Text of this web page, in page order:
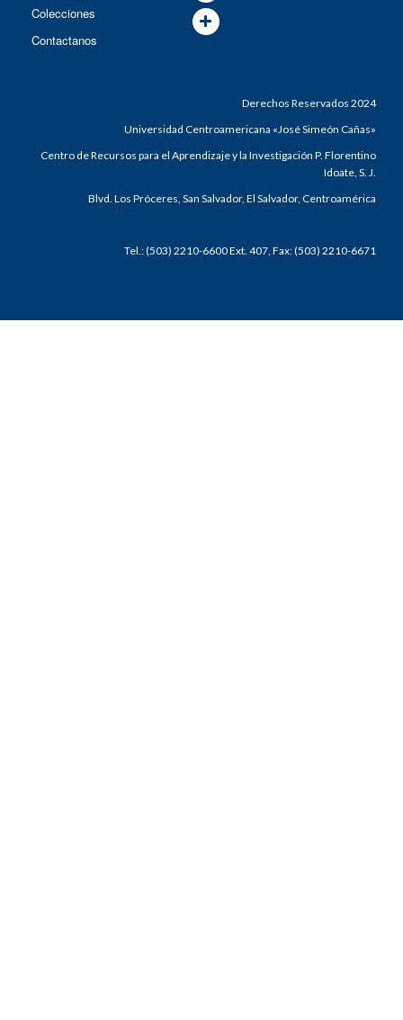
Colecciones
Contactanos
Derechos Reservados 2024
Universidad Centroamericana «José Simeón Cañas»
Centro de Recursos para el Aprendizaje y la Investigación P. Florentino
Idoate, S. J.
Blvd. Los Próceres, San Salvador, El Salvador, Centroamérica
Tel.: (503) 2210-6600 Ext. 407, Fax: (503) 2210-6671